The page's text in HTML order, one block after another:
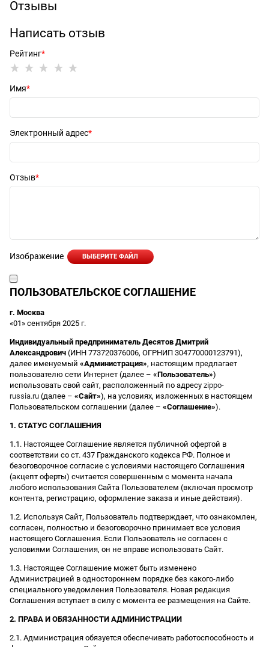
Отзывы
Написать отзыв
Рейтинг
Имя
Электронный адрес
Отзыв
Изображение ВЫБЕРИТЕ ФАЙЛ
ПОЛЬЗОВАТЕЛЬСКОЕ СОГЛАШЕНИЕ
г. Москва
«01» сентября 2025 г.
Индивидуальный предприниматель Десятов Дмитрий
Александрович (ИНН 773720376006, ОГРНИП 304770000123791),
далее именуемый «Администрация», настоящим предлагает
пользователю сети Интернет (далее – «Пользователь»)
использовать свой сайт, расположенный по адресу zippo-
russia.ru (далее – «Сайт»), на условиях, изложенных в настоящем
Пользовательском соглашении (далее – «Соглашение»).
1. СТАТУС СОГЛАШЕНИЯ
1.1. Настоящее Соглашение является публичной офертой в
соответствии со ст. 437 Гражданского кодекса РФ. Полное и
безоговорочное согласие с условиями настоящего Соглашения
(акцепт оферты) считается совершенным с момента начала
любого использования Сайта Пользователем (включая просмотр
контента, регистрацию, оформление заказа и иные действия).
1.2. Используя Сайт, Пользователь подтверждает, что ознакомлен,
согласен, полностью и безоговорочно принимает все условия
настоящего Соглашения. Если Пользователь не согласен с
условиями Соглашения, он не вправе использовать Сайт.
1.3. Настоящее Соглашение может быть изменено
Администрацией в одностороннем порядке без какого-либо
специального уведомления Пользователя. Новая редакция
Соглашения вступает в силу с момента ее размещения на Сайте.
2. ПРАВА И ОБЯЗАННОСТИ АДМИНИСТРАЦИИ
2.1. Администрация обязуется обеспечивать работоспособность и